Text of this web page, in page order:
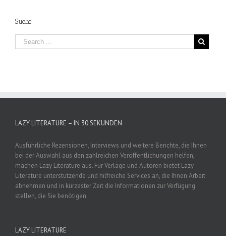
Suche
LAZY LITERATURE – IN 30 SEKUNDEN
Ausführliche Rezensionen, Interviews und weitere Berichte, die Ihnen
bei der Auswahl aus den zahlreichen Veröffentlichungen helfen,
machen Lazy Literature aus. Für Verlage und Autoren bietet Lazy
Literature unterstützende und hilfreiche Services an, die Ihnen Arbeit
abnehmen und in kürzester Zeit die Informationen zur Verfügung
stellen, die Sie benötigen.
LAZY LITERATURE